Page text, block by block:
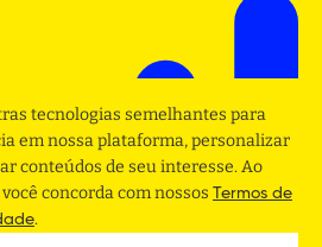
tecnologias semelhantes para
em nossa plataforma, personalizar
conteúdos de seu interesse. Ao
concorda com nossos Termos de
.